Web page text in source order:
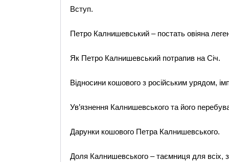
Вступ.
Петро Калнишевський – постать овіяна
Як Петро Калнишевський потрапив на Січ.
Відносини кошового з російським урядом,
Ув’язнення Калнишевського та його
Дарунки кошового Петра Калнишевського.
Доля Калнишевського – таємниця для всіх,